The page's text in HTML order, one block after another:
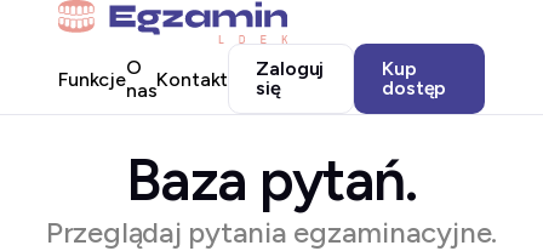
FunkcjeO
nasKontakt
Zaloguj
się
Kup
dostęp
Baza pytań.
Przeglądaj pytania egzaminacyjne.